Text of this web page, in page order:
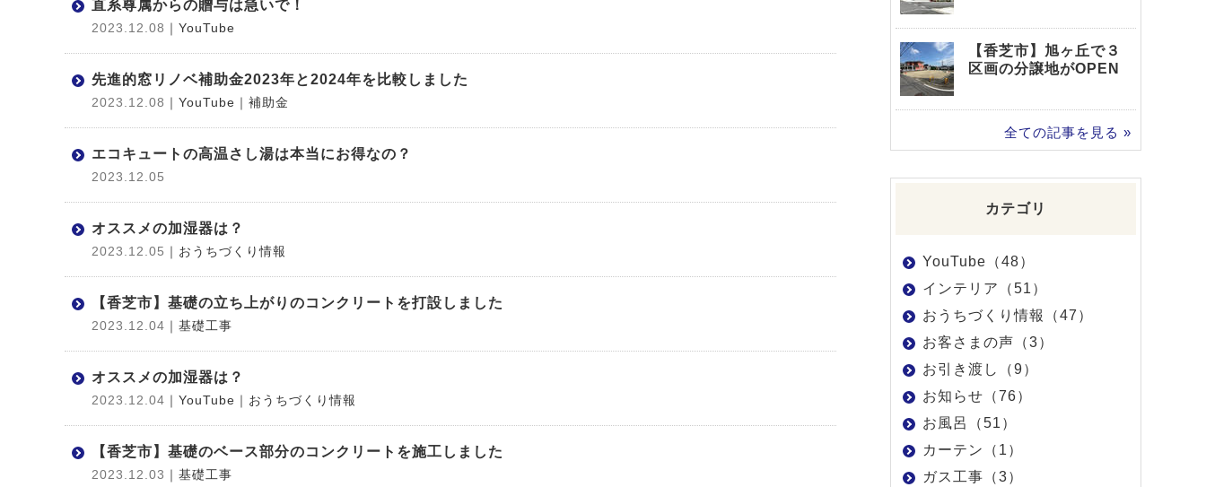
直系尊属からの贈与は急いで！
2023.12.08 ｜YouTube
先進的窓リノベ補助金2023年と2024年を比較しました
2023.12.08 ｜YouTube ｜補助金
エコキュートの高温さし湯は本当にお得なの？
2023.12.05
オススメの加湿器は？
2023.12.05 ｜おうちづくり情報
【香芝市】基礎の立ち上がりのコンクリートを打設しました
2023.12.04 ｜基礎工事
オススメの加湿器は？
2023.12.04 ｜YouTube ｜おうちづくり情報
【香芝市】基礎のベース部分のコンクリートを施工しました
2023.12.03 ｜基礎工事
【香芝市】旭ヶ丘で３
区画の分譲地がOPEN
全ての記事を見る »
カテゴリ
YouTube（48）
インテリア（51）
おうちづくり情報（47）
お客さまの声（3）
お引き渡し（9）
お知らせ（76）
お風呂（51）
カーテン（1）
ガス工事（3）